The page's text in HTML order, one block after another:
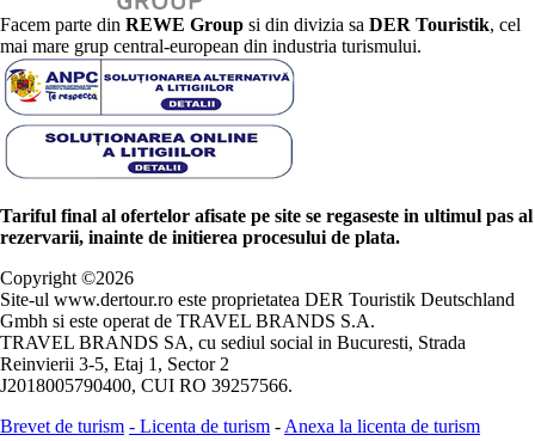
Facem parte din REWE Group si din divizia sa DER Touristik, cel
mai mare grup central-european din industria turismului.
Tariful final al ofertelor afisate pe site se regaseste in ultimul pas al
rezervarii, inainte de initierea procesului de plata.
Copyright ©2026
Site-ul www.dertour.ro este proprietatea DER Touristik Deutschland
Gmbh si este operat de TRAVEL BRANDS S.A.
TRAVEL BRANDS SA, cu sediul social in Bucuresti, Strada
Reinvierii 3-5, Etaj 1, Sector 2
J2018005790400, CUI RO 39257566.
Brevet de turism - Licenta de turism - Anexa la licenta de turism